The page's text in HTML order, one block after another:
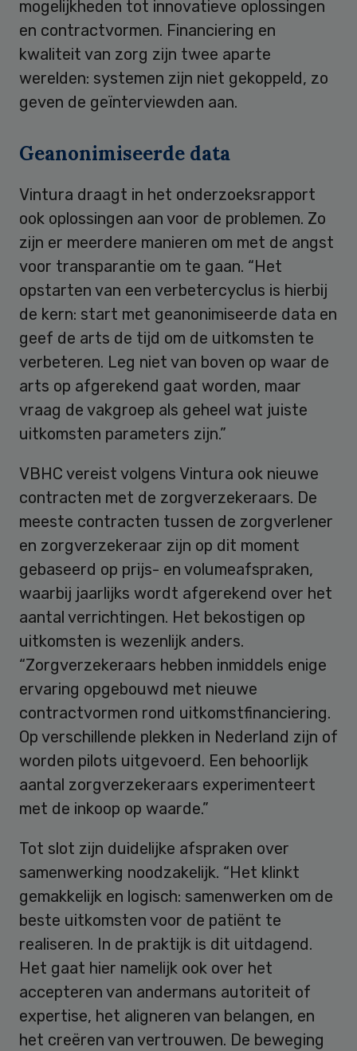
mogelijkheden tot innovatieve oplossingen
en contractvormen. Financiering en
kwaliteit van zorg zijn twee aparte
werelden: systemen zijn niet gekoppeld, zo
geven de geïnterviewden aan.
Geanonimiseerde data
Vintura draagt in het onderzoeksrapport
ook oplossingen aan voor de problemen. Zo
zijn er meerdere manieren om met de angst
voor transparantie om te gaan. “Het
opstarten van een verbetercyclus is hierbij
de kern: start met geanonimiseerde data en
geef de arts de tijd om de uitkomsten te
verbeteren. Leg niet van boven op waar de
arts op afgerekend gaat worden, maar
vraag de vakgroep als geheel wat juiste
uitkomsten parameters zijn.”
VBHC vereist volgens Vintura ook nieuwe
contracten met de zorgverzekeraars. De
meeste contracten tussen de zorgverlener
en zorgverzekeraar zijn op dit moment
gebaseerd op prijs- en volumeafspraken,
waarbij jaarlijks wordt afgerekend over het
aantal verrichtingen. Het bekostigen op
uitkomsten is wezenlijk anders.
“Zorgverzekeraars hebben inmiddels enige
ervaring opgebouwd met nieuwe
contractvormen rond uitkomstfinanciering.
Op verschillende plekken in Nederland zijn of
worden pilots uitgevoerd. Een behoorlijk
aantal zorgverzekeraars experimenteert
met de inkoop op waarde.”
Tot slot zijn duidelijke afspraken over
samenwerking noodzakelijk. “Het klinkt
gemakkelijk en logisch: samenwerken om de
beste uitkomsten voor de patiënt te
realiseren. In de praktijk is dit uitdagend.
Het gaat hier namelijk ook over het
accepteren van andermans autoriteit of
expertise, het aligneren van belangen, en
het creëren van vertrouwen. De beweging